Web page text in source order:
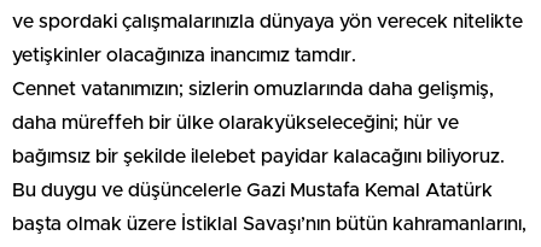
ve spordaki çalışmalarınızla dünyaya yön verecek nitelikte
yetişkinler olacağınıza inancımız tamdır.
Cennet vatanımızın; sizlerin omuzlarında daha gelişmiş,
daha müreffeh bir ülke olarakyükseleceğini; hür ve
bağımsız bir şekilde ilelebet payidar kalacağını biliyoruz.
Bu duygu ve düşüncelerle Gazi Mustafa Kemal Atatürk
başta olmak üzere İstiklal Savaşı’nın bütün kahramanlarını,